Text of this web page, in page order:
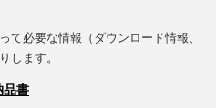
て必要な情報（ダウンロード情報、
します。
品書